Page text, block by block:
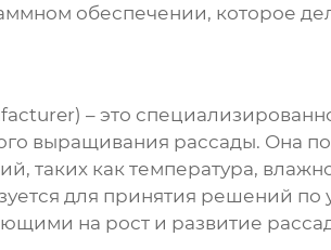
обеспечении, которое
– это
выращивания рассады. Она
таких как температура,
для принятия решений
на рост и развитие